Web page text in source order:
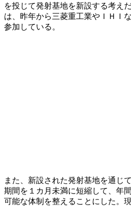
を投じて発射基地を新設する考え
は、昨年から三菱重工業やＩＨＩ
参加している。
また、新設された発射基地を通じ
期間を１カ月未満に短縮して、年
可能な体制を整えることにした。